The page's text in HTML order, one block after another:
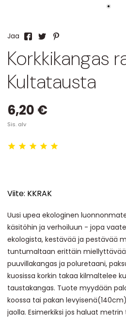
Jaa
Korkkikangas
Kultatausta
6,20 €
Sis. alv
Viite: KKRAK
Uusi upea ekologinen
käsitöhin ja verhoiluun - jopa
ekologista, kestävää ja pestävää
tuntumaltaan erittäin
puuvillakangas ja poluretaani,
kuosissa korkin takaa kilmaltelee
taustakangas. Tuote myydään
koossa tai pakan
jaolla. Esimerkiksi jos haluat